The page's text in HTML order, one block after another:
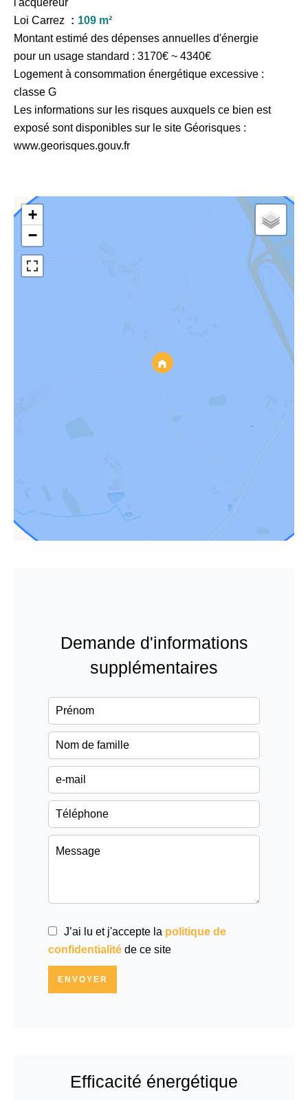
l'acquéreur
Loi Carrez
109 m²
Montant estimé des dépenses annuelles d'énergie
pour un usage standard : 3170€ ~ 4340€
Logement à consommation énergétique excessive :
classe G
Les informations sur les risques auxquels ce bien est
exposé sont disponibles sur le site Géorisques :
www.georisques.gouv.fr
+
−
Demande d'informations
supplémentaires
J’ai lu et j'accepte la politique de
confidentialité de ce site
ENVOYER
Efficacité énergétique